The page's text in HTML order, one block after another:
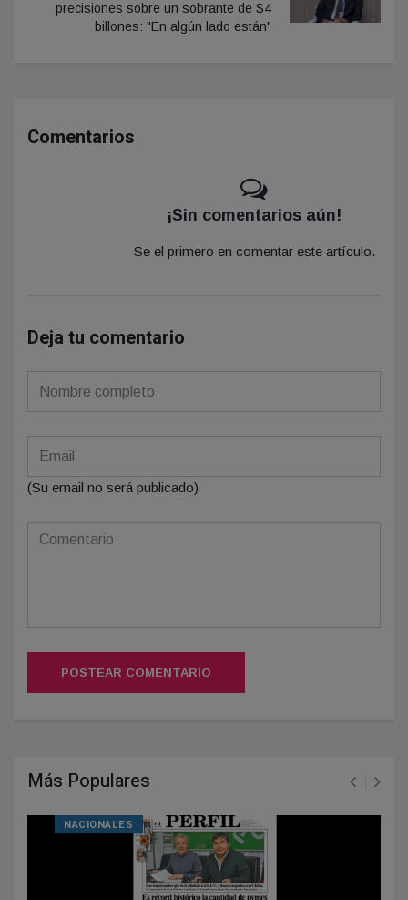
precisiones sobre un sobrante de $4
billones: "En algún lado están"
Comentarios
¡Sin comentarios aún!
Se el primero en comentar este artículo.
Deja tu comentario
(Su email no será publicado)
POSTEAR COMENTARIO
Más Populares
NACIONALES